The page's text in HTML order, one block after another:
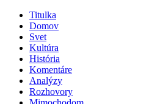
Titulka
Domov
Svet
Kultúra
História
Komentáre
Analýzy
Rozhovory